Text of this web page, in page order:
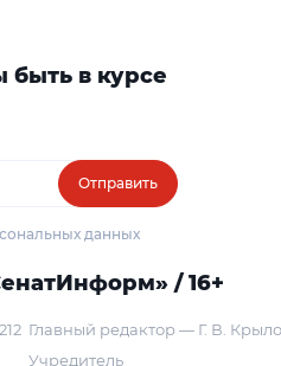
быть в курсе
Отправить
данных
/ 16+
Главный редактор — Г. В.
Учредитель